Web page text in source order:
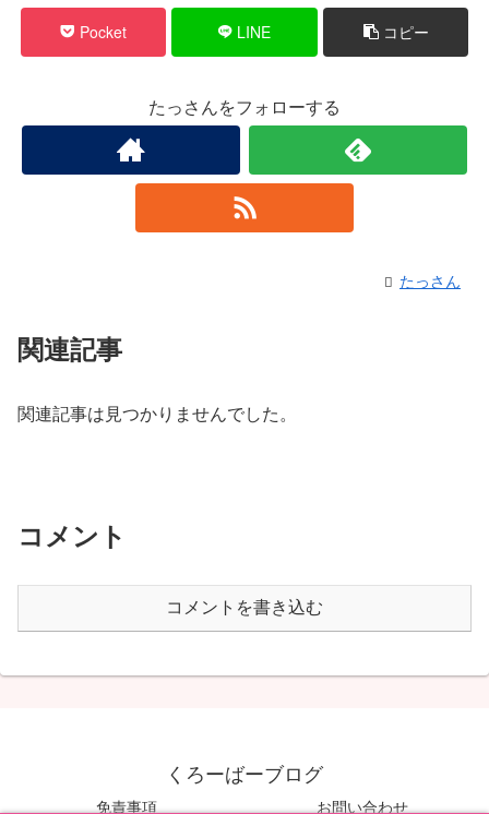
Pocket LINE コピー
たっさんをフォローする
たっさん
関連記事
関連記事は見つかりませんでした。
コメント
コメントを書き込む
くろーばーブログ
免責事項 お問い合わせ